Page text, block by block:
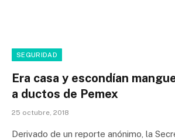
SEGURIDAD
Era casa y escondían
a ductos de Pemex
25 octubre, 2018
Derivado de un reporte anónimo, la